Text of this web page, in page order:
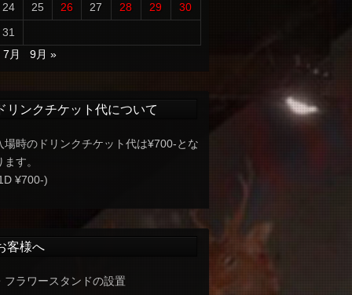
24
25 26 27 28 29
30
31
7月
9月 »
リンクチケット代について
場時のドリンクチケット代は¥700-とな
ます。
¥700-)
客様へ
フラワースタンドの設置